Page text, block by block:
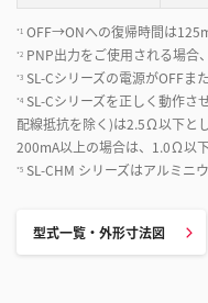
*1 OFF→ONへの復帰時間は
*2 PNP出力をご使用される場合
*3 SL-Cシリーズの電源がOFFま
*4 SL-Cシリーズを正しく動作さ
配線抵抗を除く)は2.5Ω以下と
200mA以上の場合は、1.0Ω以下
*5 SL-CHM シリーズはアルミニ
型式一覧・外形寸法図